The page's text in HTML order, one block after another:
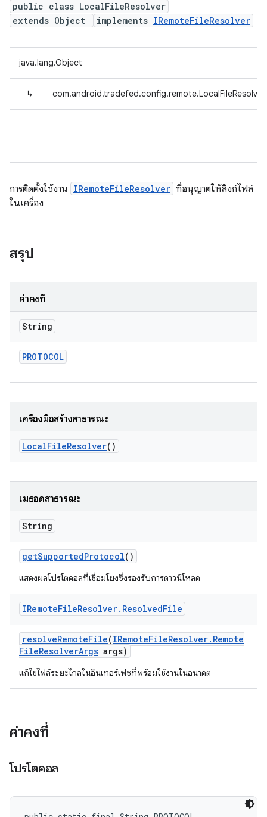
public class LocalFileResolver
extends Object
implements IRemoteFileResolver
java.lang.Object
↳ com.android.tradefed.config.remote.LocalFileResolver
การติดตั้งใช้งาน IRemoteFileResolver ที่อนุญาตให้ลิงก์ไฟล์
ในเครื่อง
สรุป
ค่าคงที่
String
PROTOCOL
เครื่องมือสร้างสาธารณะ
LocalFileResolver()
เมธอดสาธารณะ
String
getSupportedProtocol()
แสดงผลโปรโตคอลที่เชื่อมโยงซึ่งรองรับการดาวน์โหลด
IRemoteFileResolver. ResolvedFile
resolveRemoteFile(IRemoteFileResolver. Remote
FileResolverArgs args)
แก้ไขไฟล์ระยะไกลในอินเทอร์เฟซที่พร้อมใช้งานในอนาคต
ค่าคงที่
โปรโตคอล